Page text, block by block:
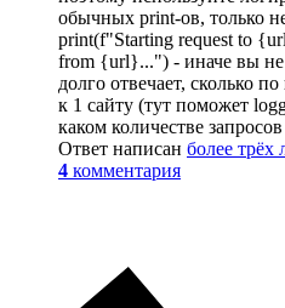
обычных print-ов, только
print(f"Starting request to
from {url}...") - иначе вы не
долго отвечает, сколько
к 1 сайту (тут поможет
каком количестве
Ответ написан более трёх
4 комментария